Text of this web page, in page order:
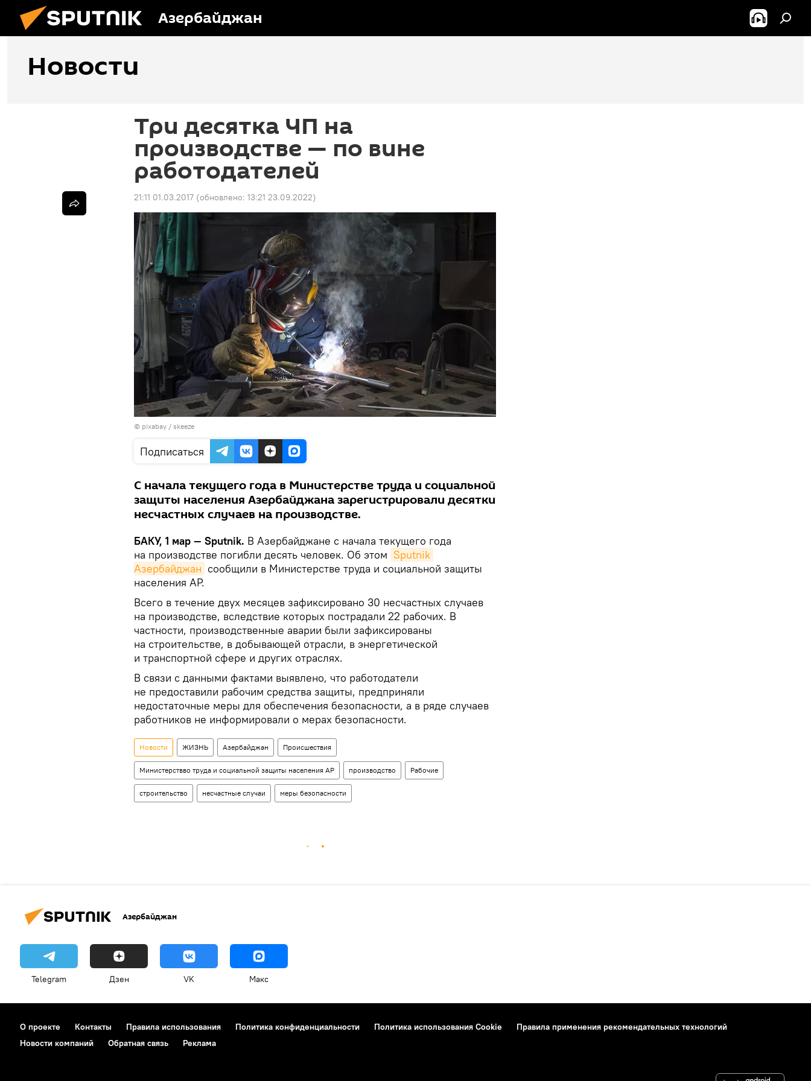
Азербайджан
Новости
Три десятка ЧП на
производстве — по вине
работодателей
21:11 01.03.2017 (обновлено: 13:21 23.09.2022)
© pixabay / skeeze
Подписаться
С начала текущего года в Министерстве труда и социальной
защиты населения Азербайджана зарегистрировали десятки
несчастных случаев на производстве.
БАКУ, 1 мар — Sputnik. В Азербайджане с начала текущего года
на производстве погибли десять человек. Об этом Sputnik
Азербайджан сообщили в Министерстве труда и социальной защиты
населения АР.
Всего в течение двух месяцев зафиксировано 30 несчастных случаев
на производстве, вследствие которых пострадали 22 рабочих. В
частности, производственные аварии были зафиксированы
на строительстве, в добывающей отрасли, в энергетической
и транспортной сфере и других отраслях.
В связи с данными фактами выявлено, что работодатели
не предоставили рабочим средства защиты, предприняли
недостаточные меры для обеспечения безопасности, а в ряде случаев
работников не информировали о мерах безопасности.
Новости ЖИЗНЬ Азербайджан Происшествия
Министерствво труда и социальной защиты населения АР производство Рабочие
строительство несчастные случаи меры безопасности
Азербайджан
Telegram Дзен VK Макс
О проекте Контакты Правила использования Политика конфиденциальности Политика использования Cookie
Правила применения рекомендательных технологий
Новости компаний
Обратная связь Реклама